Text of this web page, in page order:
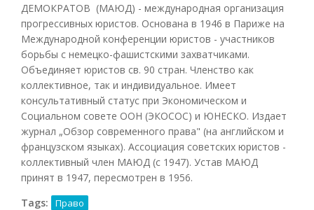
ДЕМОКРАТОВ (МАЮД) - международная организация
прогрессивных юристов. Основана в 1946 в Париже на
Международной конференции юристов - участников
борьбы с немецко-фашистскими захватчиками.
Объединяет юристов св. 90 стран. Членство как
коллективное, так и индивидуальное. Имеет
консультативный статус при Экономическом и
Социальном совете ООН (ЭКОСОС) и ЮНЕСКО. Издает
журнал „Обзор современного права" (на английском и
французском языках). Ассоциация советских юристов -
коллективный член МАЮД (с 1947). Устав МАЮД
принят в 1947, пересмотрен в 1956.
Tags:
Право